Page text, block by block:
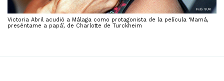
Victoria Abril acudió a Málaga como protagonista de la película ‘Mamá,
preséntame a papá’, de Charlotte de Turckheim